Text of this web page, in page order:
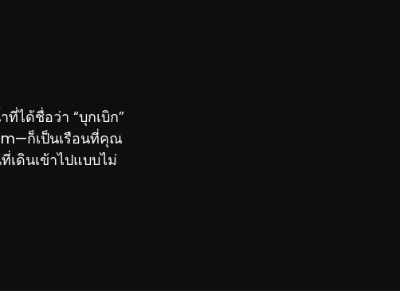
ได้ชื่อว่า “บุกเบิก”
ก็เป็นเรือนที่คุณ
เดินเข้าไปแบบไม่